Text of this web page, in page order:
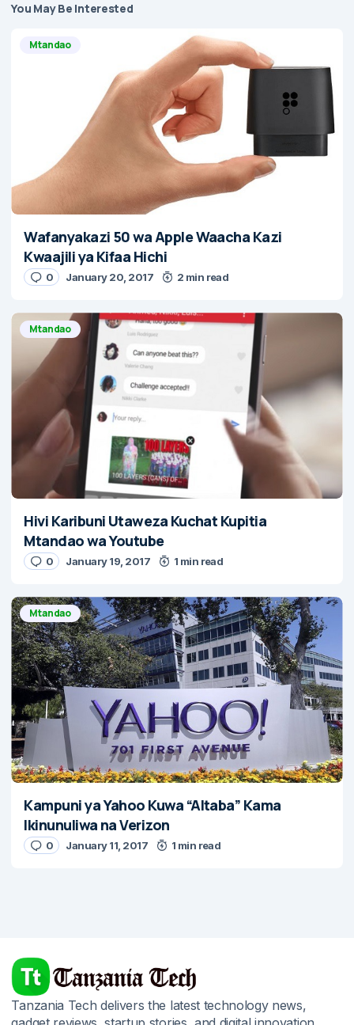
You May Be Interested
Mtandao
Wafanyakazi 50 wa Apple Waacha Kazi
Kwaajili ya Kifaa Hichi
0 January 20, 2017 2 min read
Mtandao
Hivi Karibuni Utaweza Kuchat Kupitia
Mtandao wa Youtube
0 January 19, 2017 1 min read
Mtandao
Kampuni ya Yahoo Kuwa “Altaba” Kama
Ikinunuliwa na Verizon
0 January 11, 2017 1 min read
Tanzania Tech delivers the latest technology news,